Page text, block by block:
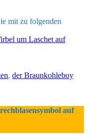
mit zu folgenden
um Laschet auf
, der Braunkohleboy
auf